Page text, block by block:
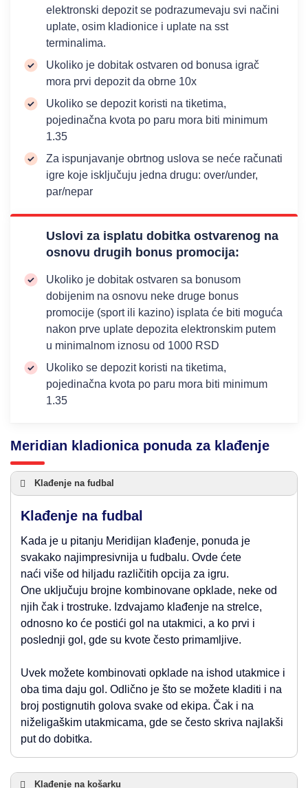
elektronski depozit se podrazumevaju svi načini
uplate, osim kladionice i uplate na sst
terminalima.
Ukoliko je dobitak ostvaren od bonusa igrač
mora prvi depozit da obrne 10x
Ukoliko se depozit koristi na tiketima,
pojedinačna kvota po paru mora biti minimum
1.35
Za ispunjavanje obrtnog uslova se neće računati
igre koje isključuju jedna drugu: over/under,
par/nepar
Uslovi za isplatu dobitka ostvarenog na
osnovu drugih bonus promocija:
​Ukoliko je dobitak ostvaren sa bonusom
dobijenim na osnovu neke druge bonus
promocije (sport ili kazino) isplata će biti moguća
nakon prve uplate depozita elektronskim putem
u minimalnom iznosu od 1000 RSD
Ukoliko se depozit koristi na tiketima,
pojedinačna kvota po paru mora biti minimum
1.35
Meridian kladionica ponuda za klađenje
Klađenje na fudbal
Klađenje na fudbal
Kada je u pitanju Meridijan klađenje, ponuda je
svakako najimpresivnija u fudbalu. Ovde ćete
naći više od hiljadu različitih opcija za igru.
One uključuju brojne kombinovane opklade, neke od
njih čak i trostruke. Izdvajamo klađenje na strelce,
odnosno ko će postići gol na utakmici, a ko prvi i
poslednji gol, gde su kvote često primamljive.
Uvek možete kombinovati opklade na ishod utakmice i
oba tima daju gol. Odlično je što se možete kladiti i na
broj postignutih golova svake od ekipa. Čak i na
niželigaškim utakmicama, gde se često skriva najlakši
put do dobitka.
Klađenje na košarku